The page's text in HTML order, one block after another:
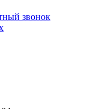
звонок